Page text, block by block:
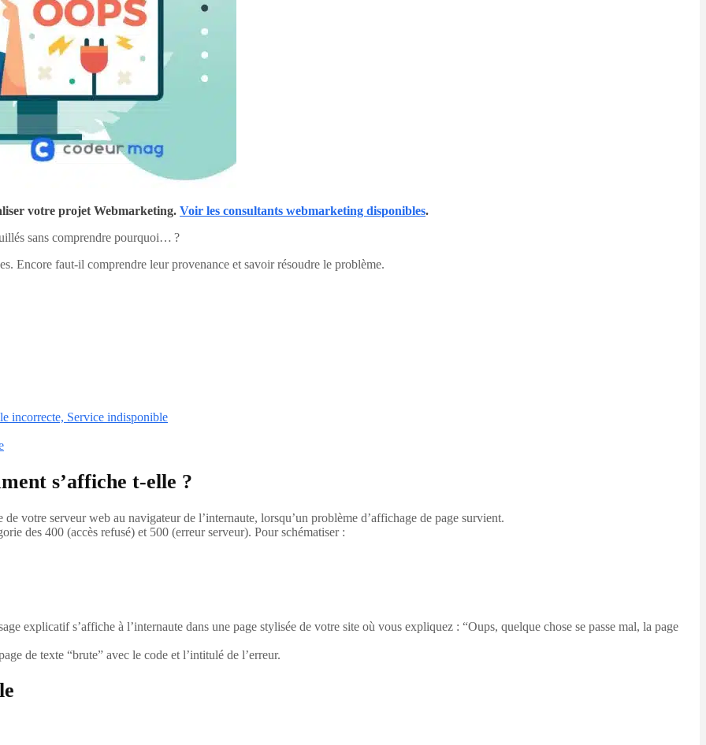
votre projet Webmarketing. Voir les consultants webmarketing disponibles.
sans comprendre pourquoi… ?
Encore faut-il comprendre leur provenance et savoir résoudre le problème.
incorrecte, Service indisponible
s’affiche t-elle ?
votre serveur web au navigateur de l’internaute, lorsqu’un problème d’affichage de page survient.
des 400 (accès refusé) et 500 (erreur serveur). Pour schématiser :
explicatif s’affiche à l’internaute dans une page stylisée de votre site où vous expliquez : “Oups, quelque chose se passe mal, la page
de texte “brute” avec le code et l’intitulé de l’erreur.